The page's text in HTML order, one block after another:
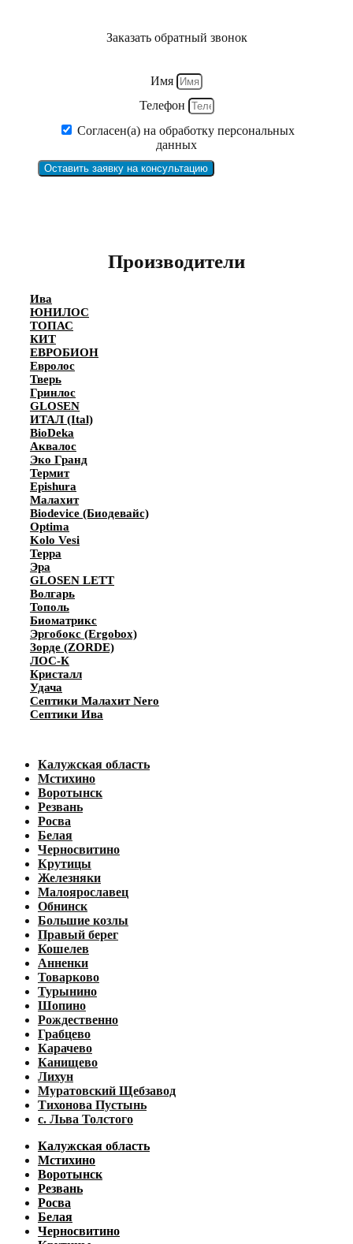
Заказать обратный звонок
Имя
Телефон
Согласен(а) на обработку персональных
данных
Оставить заявку на консультацию
Производители
Ива
ЮНИЛОС
ТОПАС
КИТ
ЕВРОБИОН
Евролос
Тверь
Гринлос
GLOSEN
ИТАЛ (Ital)
BioDeka
Аквалос
Эко Гранд
Термит
Epishura
Малахит
Biodevice (Биодевайс)
Optima
Kolo Vesi
Терра
Эра
GLOSEN LETT
Волгарь
Тополь
Биоматрикс
Эргобокс (Ergobox)
Зорде (ZORDE)
ЛОС-К
Кристалл
Удача
Септики Малахит Nero
Септики Ива
Калужская область
Мстихино
Воротынск
Резвань
Росва
Белая
Черносвитино
Крутицы
Железняки
Малоярославец
Обнинск
Большие козлы
Правый берег
Кошелев
Анненки
Товарково
Турынино
Шопино
Рождественно
Грабцево
Карачево
Канищево
Лихун
Муратовский Щебзавод
Тихонова Пустынь
с. Льва Толстого
Калужская область
Мстихино
Воротынск
Резвань
Росва
Белая
Черносвитино